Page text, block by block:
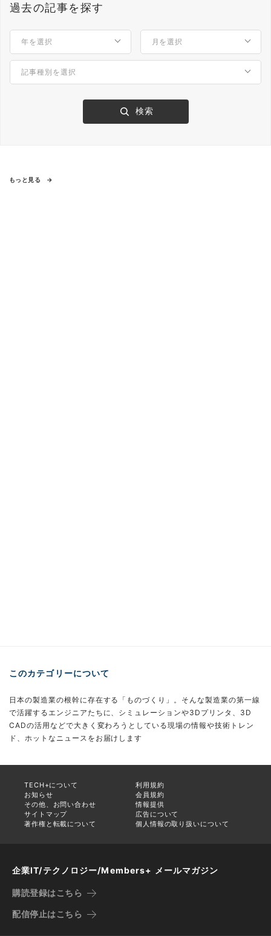
過去の記事を探す
もっと見る
このカテゴリーについて
日本の製造業の根幹に存在する「ものづくり」。そんな製造業の第一線
で活躍するエンジニアたちに、シミュレーションや3Dプリンタ、3D
CADの活用などで大きく変わろうとしている現場の情報や技術トレン
ド、ホットなニュースをお届けします
TECH+について
利用規約
お知らせ
会員規約
その他、お問い合わせ
情報提供
サイトマップ
広告について
著作権と転載について
個人情報の取り扱いについて
企業IT/テクノロジー/Members+ メールマガジン
購読登録はこちら
配信停止はこちら